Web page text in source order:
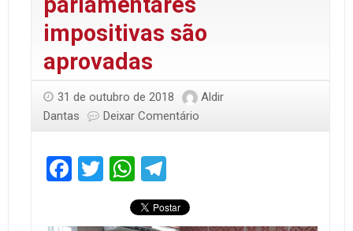
impositivas são
aprovadas
31 de outubro de 2018
Aldir
Dantas
Deixar Comentário
Facebook
TwitterWhatsApp